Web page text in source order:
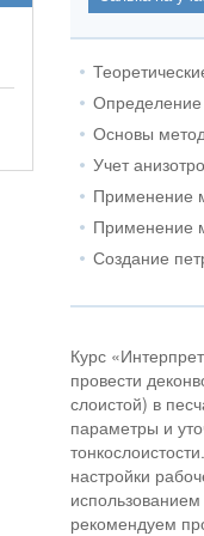
Определение
Основы
Учет
Применение
Применение
Создание
Курс
провести
слоистой) в
параметры и
настройки
рекомендуем